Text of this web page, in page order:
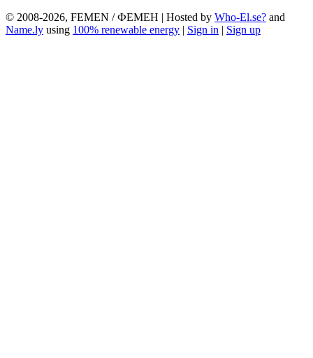
© 2008-2026, FEMEN / ФЕМЕН | Hosted by Who-El.se? and
Name.ly using 100% renewable energy | Sign in | Sign up